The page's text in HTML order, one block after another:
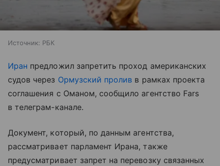
Источник: РБК
Иран предложил запретить проход американских
судов через Ормузский пролив в рамках проекта
соглашения с Оманом, сообщило агентство Fars
в телеграм-канале.
Документ, который, по данным агентства,
рассматривает парламент Ирана, также
предусматривает запрет на перевозку связанных